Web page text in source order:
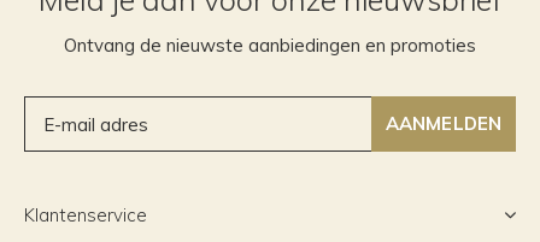
Ontvang de nieuwste aanbiedingen en promoties
AANMELDEN
Klantenservice